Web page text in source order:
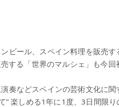
ビール、スペイン料理を販売
する「世界のマルシェ」も今回
奏などスペインの芸術文化に関
楽しめる1年に1度、3日間限り